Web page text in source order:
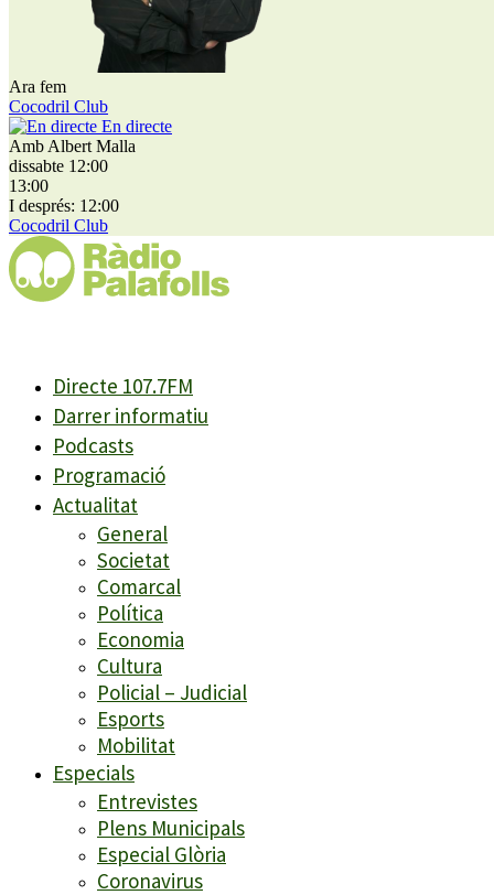
Ara fem
Cocodril Club
En directe
Amb Albert Malla
dissabte 12:00
13:00
I després: 12:00
Cocodril Club
Directe 107.7FM
Darrer informatiu
Podcasts
Programació
Actualitat
General
Societat
Comarcal
Política
Economia
Cultura
Policial – Judicial
Esports
Mobilitat
Especials
Entrevistes
Plens Municipals
Especial Glòria
Coronavirus